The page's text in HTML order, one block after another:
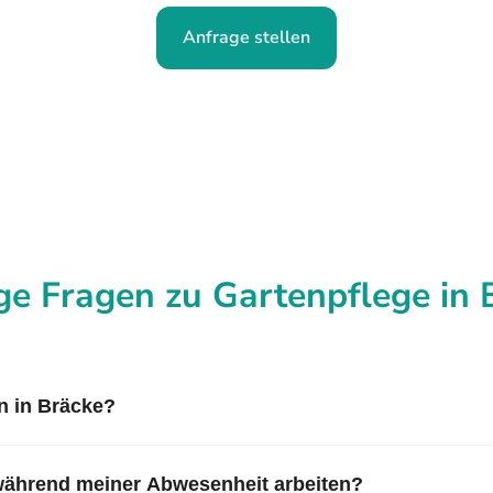
Anfrage stellen
Fragen zu Gartenpflege in
in Bräcke?
meiner Abwesenheit arbeiten?